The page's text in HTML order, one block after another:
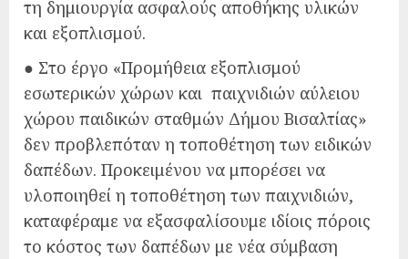
τη δημιουργία ασφαλούς αποθήκης υλικών
και εξοπλισμού.
● Στο έργο «Προμήθεια εξοπλισμού
εσωτερικών χώρων και παιχνιδιών αύλειου
χώρου παιδικών σταθμών Δήμου Βισαλτίας»
δεν προβλεπόταν η τοποθέτηση των ειδικών
δαπέδων. Προκειμένου να μπορέσει να
υλοποιηθεί η τοποθέτηση των παιχνιδιών,
καταφέραμε να εξασφαλίσουμε ιδίοις πόροις
το κόστος των δαπέδων με νέα σύμβαση